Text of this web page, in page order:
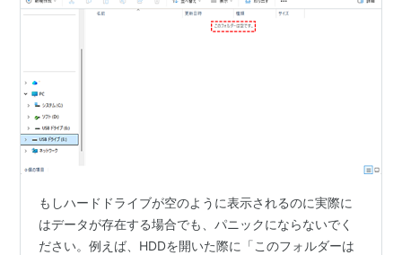
もしハードドライブが空のように表示されるのに実際に
はデータが存在する場合でも、パニックにならないでく
ださい。例えば、HDDを開いた際に「このフォルダーは